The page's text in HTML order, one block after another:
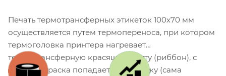
Печать термотрансферных этикеток 100х70 мм
осуществляется путем термопереноса, при котором
термоголовка принтера нагревает
термотрансферную красящую ленту (риббон), с
которой краска попадает на этикетку (сама